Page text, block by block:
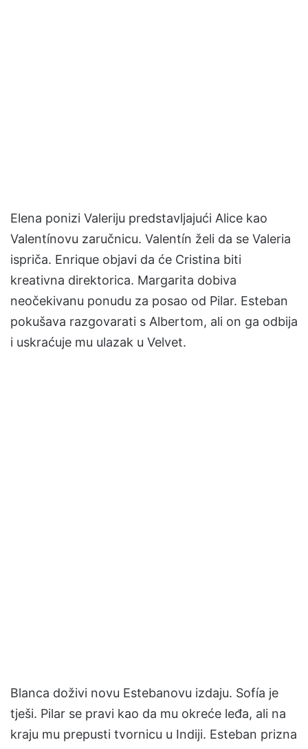
Elena ponizi Valeriju predstavljajući Alice kao
Valentínovu zaručnicu. Valentín želi da se Valeria
ispriča. Enrique objavi da će Cristina biti
kreativna direktorica. Margarita dobiva
neočekivanu ponudu za posao od Pilar. Esteban
pokušava razgovarati s Albertom, ali on ga odbija
i uskraćuje mu ulazak u Velvet.
Blanca doživi novu Estebanovu izdaju. Sofía je
tješi. Pilar se pravi kao da mu okreće leđa, ali na
kraju mu prepusti tvornicu u Indiji. Esteban prizna